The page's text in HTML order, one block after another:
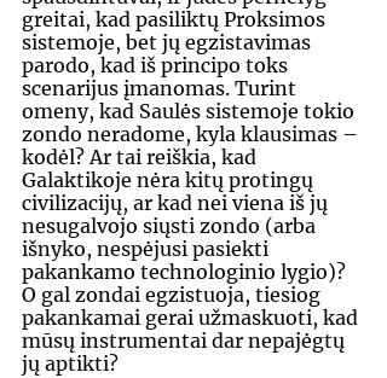
greitai, kad pasiliktų Proksimos
sistemoje, bet jų egzistavimas
parodo, kad iš principo toks
scenarijus įmanomas. Turint
omeny, kad Saulės sistemoje tokio
zondo neradome, kyla klausimas –
kodėl? Ar tai reiškia, kad
Galaktikoje nėra kitų protingų
civilizacijų, ar kad nei viena iš jų
nesugalvojo siųsti zondo (arba
išnyko, nespėjusi pasiekti
pakankamo technologinio lygio)?
O gal zondai egzistuoja, tiesiog
pakankamai gerai užmaskuoti, kad
mūsų instrumentai dar nepajėgtų
jų aptikti?